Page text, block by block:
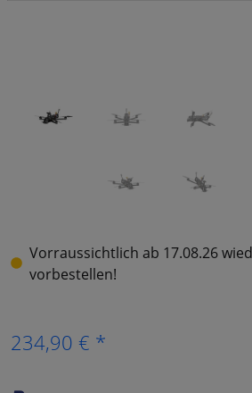
Vorraussichtlich ab 17.08.26
vorbestellen!
234,90 € *